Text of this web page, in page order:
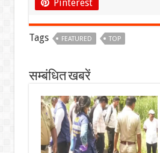
Pinterest
Tags FEATURED TOP
सम्बंधित खबरें